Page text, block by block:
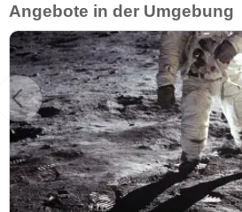
Angebote in der Umgebung